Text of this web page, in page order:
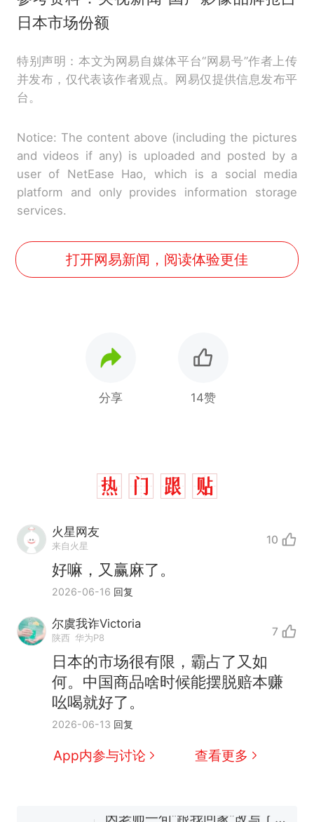
日本市场份额
特别声明：本文为网易自媒体平台“网易号”作者上传
并发布，仅代表该作者观点。网易仅提供信息发布平
台。
Notice: The content above (including the pictures
and videos if any) is uploaded and posted by a
user of NetEase Hao, which is a social media
platform and only provides information storage
services.
打开网易新闻，阅读体验更佳
分享 14赞
火星网友
来自火星 10
好嘛，又赢麻了。
2026-06-16 回复
尔虞我诈Victoria
陕西 华为P8 7
日本的市场很有限，霸占了又如
何。中国商品啥时候能摆脱赔本赚
吆喝就好了。
2026-06-13 回复
App内参与讨论 查看更多